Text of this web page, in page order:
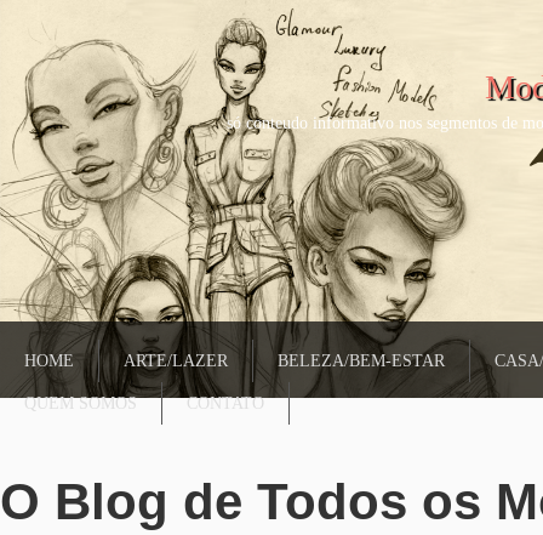
só conteudo informativo nos segmentos de
HOME ARTE/LAZER BELEZA/BEM-ESTAR
QUEM SOMOS CONTATO
O Blog de Todos os